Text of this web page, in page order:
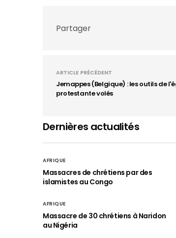
Partager
ARTICLE PRÉCÉDENT
Jemappes (Belgique) : les outils de
protestante volés
Dernières actualités
AFRIQUE
Massacres de chrétiens par des
islamistes au Congo
AFRIQUE
Massacre de 30 chrétiens à Naridon
au Nigéria